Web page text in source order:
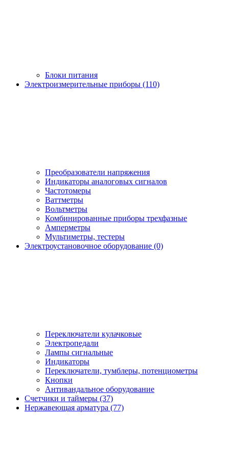
Блоки питания
Электроизмерительные приборы (110)
Преобразователи напряжения
Индикаторы аналоговых сигналов
Частотомеры
Ваттметры
Вольтметры
Комбинированные приборы трехфазные
Амперметры
Мультиметры, тестеры
Электроустановочное оборудование (0)
Переключатели кулачковые
Электропедали
Лампы сигнальные
Индикаторы
Переключатели, тумблеры, потенциометры
Кнопки
Антивандальное оборудование
Счетчики и таймеры (37)
Нержавеющая арматура (77)